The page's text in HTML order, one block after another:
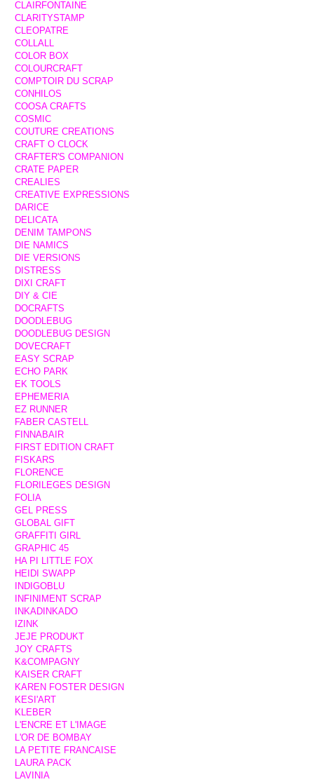
CLAIRFONTAINE
CLARITYSTAMP
CLEOPATRE
COLLALL
COLOR BOX
COLOURCRAFT
COMPTOIR DU SCRAP
CONHILOS
COOSA CRAFTS
COSMIC
COUTURE CREATIONS
CRAFT O CLOCK
CRAFTER'S COMPANION
CRATE PAPER
CREALIES
CREATIVE EXPRESSIONS
DARICE
DELICATA
DENIM TAMPONS
DIE NAMICS
DIE VERSIONS
DISTRESS
DIXI CRAFT
DIY & CIE
DOCRAFTS
DOODLEBUG
DOODLEBUG DESIGN
DOVECRAFT
EASY SCRAP
ECHO PARK
EK TOOLS
EPHEMERIA
EZ RUNNER
FABER CASTELL
FINNABAIR
FIRST EDITION CRAFT
FISKARS
FLORENCE
FLORILEGES DESIGN
FOLIA
GEL PRESS
GLOBAL GIFT
GRAFFITI GIRL
GRAPHIC 45
HA PI LITTLE FOX
HEIDI SWAPP
INDIGOBLU
INFINIMENT SCRAP
INKADINKADO
IZINK
JEJE PRODUKT
JOY CRAFTS
K&COMPAGNY
KAISER CRAFT
KAREN FOSTER DESIGN
KESI'ART
KLEBER
L'ENCRE ET L'IMAGE
L'OR DE BOMBAY
LA PETITE FRANCAISE
LAURA PACK
LAVINIA